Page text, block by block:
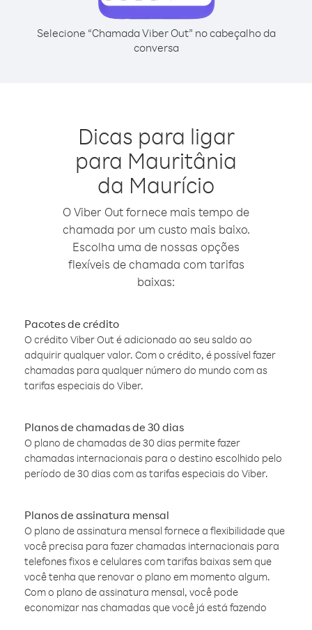
Selecione “Chamada Viber Out” no cabeçalho da
conversa
Dicas para ligar
para Mauritânia
da Maurício
O Viber Out fornece mais tempo de
chamada por um custo mais baixo.
Escolha uma de nossas opções
flexíveis de chamada com tarifas
baixas:
Pacotes de crédito
O crédito Viber Out é adicionado ao seu saldo ao
adquirir qualquer valor. Com o crédito, é possível fazer
chamadas para qualquer número do mundo com as
tarifas especiais do Viber.
Planos de chamadas de 30 dias
O plano de chamadas de 30 dias permite fazer
chamadas internacionais para o destino escolhido pelo
período de 30 dias com as tarifas especiais do Viber.
Planos de assinatura mensal
O plano de assinatura mensal fornece a flexibilidade que
você precisa para fazer chamadas internacionais para
telefones fixos e celulares com tarifas baixas sem que
você tenha que renovar o plano em momento algum.
Com o plano de assinatura mensal, você pode
economizar nas chamadas que você já está fazendo